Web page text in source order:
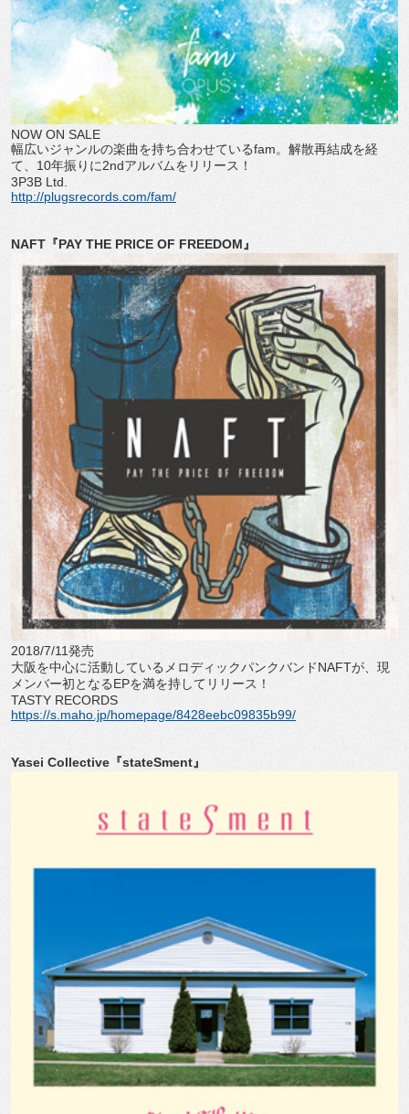
NOW ON SALE
幅広いジャンルの楽曲を持ち合わせているfam。解散再結成を経
て、10年振りに2ndアルバムをリリース！
3P3B Ltd.
http://plugsrecords.com/fam/
NAFT『PAY THE PRICE OF FREEDOM』
2018/7/11発売
大阪を中心に活動しているメロディックパンクバンドNAFTが、現
メンバー初となるEPを満を持してリリース！
TASTY RECORDS
https://s.maho.jp/homepage/8428eebc09835b99/
Yasei Collective『stateSment』